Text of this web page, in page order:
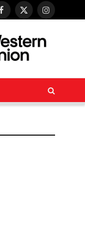
Facebook
X
Instagram